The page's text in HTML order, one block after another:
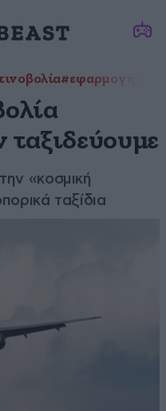
#εφαρμογή
ταξιδεύουμε
«κοσμική
ταξίδια